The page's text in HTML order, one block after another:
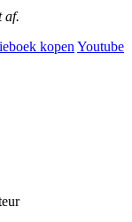
af.
kopen Youtube